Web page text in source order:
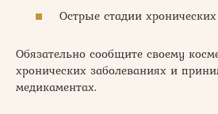
Острые стадии
Обязательно сообщите своему
хронических заболеваниях и
медикаментах.